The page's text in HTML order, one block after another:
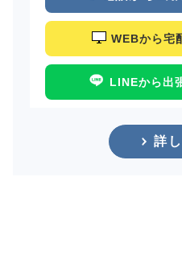
WEBから宅
LINEから出
詳